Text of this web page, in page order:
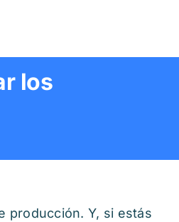
los
producción. Y, si estás